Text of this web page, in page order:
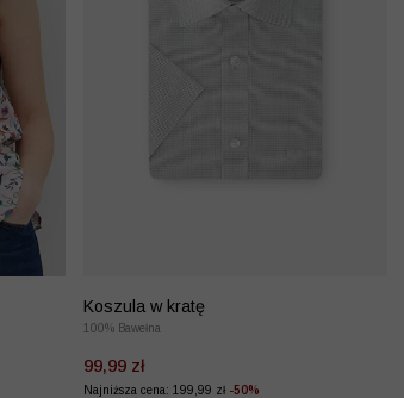
Koszula w kratę
100% Bawełna
99,99 zł
Najniższa cena: 199,99 zł -50%